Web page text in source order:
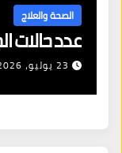
بانخفاض